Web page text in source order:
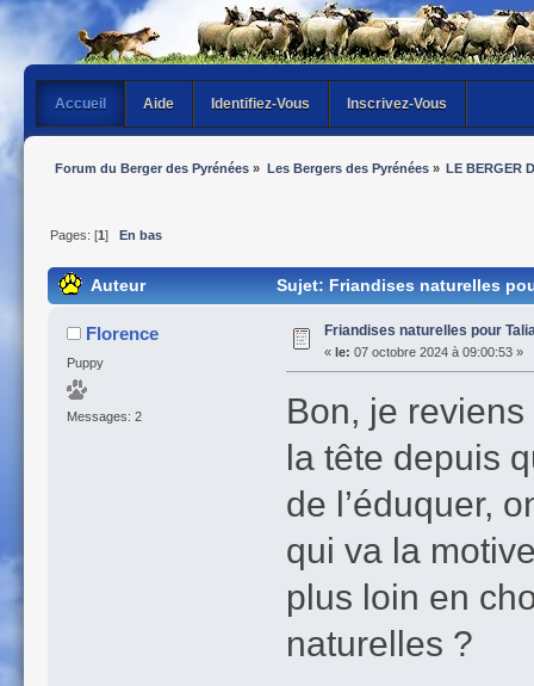
Accueil Aide Identifiez-Vous Inscrivez-Vous
Forum du Berger des Pyrénées » Les Bergers des Pyrénées» LE BERGER
Pages: [1] En bas
Auteur Sujet: Friandises naturelles
Florence
Puppy
Messages: 2
Friandises naturelles pour
« le: 07 octobre 2024 à 09:00:53 »
Bon, je
la tête depuis
de l’éduquer,
qui va la
plus loin en
naturelles ?